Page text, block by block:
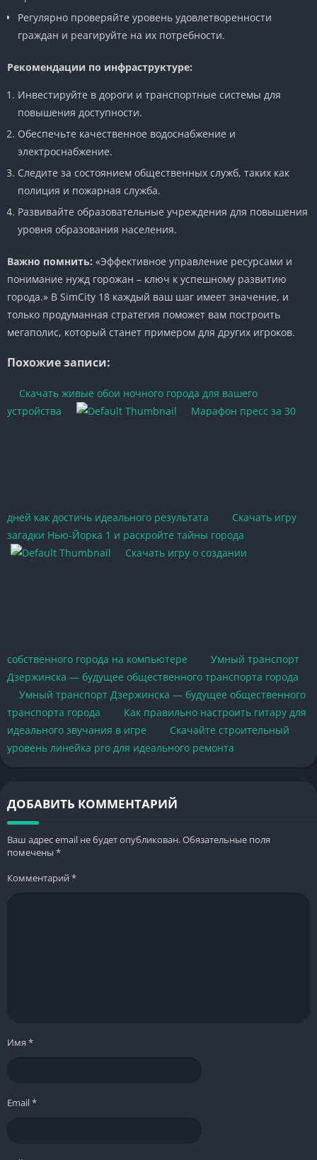
Регулярно проверяйте уровень удовлетворенности
граждан и реагируйте на их потребности.
Рекомендации по инфраструктуре:
Инвестируйте в дороги и транспортные системы для
повышения доступности.
Обеспечьте качественное водоснабжение и
электроснабжение.
Следите за состоянием общественных служб, таких как
полиция и пожарная служба.
Развивайте образовательные учреждения для повышения
уровня образования населения.
Важно помнить: «Эффективное управление ресурсами и
понимание нужд горожан – ключ к успешному развитию
города.» В SimCity 18 каждый ваш шаг имеет значение, и
только продуманная стратегия поможет вам построить
мегаполис, который станет примером для других игроков.
Похожие записи:
Скачать живые обои ночного города для вашего
устройства
Марафон пресс за 30
дней как достичь идеального результата
Скачать игру
загадки Нью-Йорка 1 и раскройте тайны города
Скачать игру о создании
собственного города на компьютере
Умный транспорт
Дзержинска — будущее общественного транспорта города
Умный транспорт Дзержинска — будущее общественного
транспорта города
Как правильно настроить гитару для
идеального звучания в игре
Скачайте строительный
уровень линейка pro для идеального ремонта
ДОБАВИТЬ КОММЕНТАРИЙ
Ваш адрес email не будет опубликован.Обязательные поля
помечены *
Комментарий*
Имя *
Email*